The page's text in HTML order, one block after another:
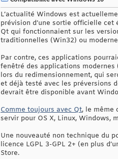
L’actualité Windows est
prévision d’une sortie officielle
Qt qui fonctionnaient sur les
traditionnelles (Win32) ou
Par contre, ces applications
fenêtré des applications
lors du redimensionnement, qui
et déjà testé avec les préversions
devrait être disponible avant
Comme toujours avec Qt, le même
servir pour OS X, Linux, Windows,
Une nouveauté non technique du
licence LGPL 3-GPL 2+ (en plus
Store.